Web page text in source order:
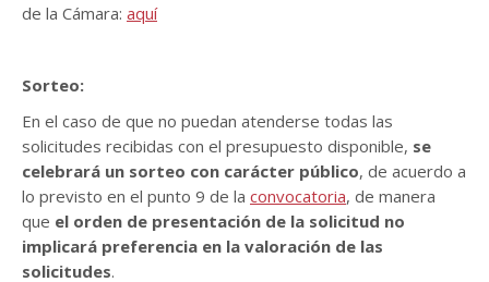
de la Cámara: aquí
Sorteo:
En el caso de que no puedan atenderse todas las
solicitudes recibidas con el presupuesto disponible, se
celebrará un sorteo con carácter público, de acuerdo a
lo previsto en el punto 9 de la convocatoria, de manera
que el orden de presentación de la solicitud no
implicará preferencia en la valoración de las
solicitudes.